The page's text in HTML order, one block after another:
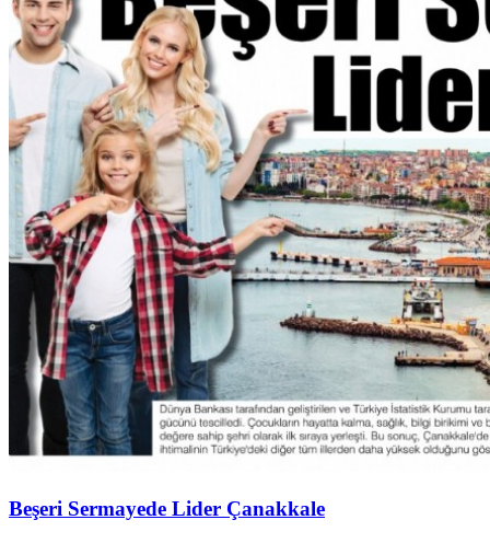
Beşeri Sermayede Lider Çanakkale